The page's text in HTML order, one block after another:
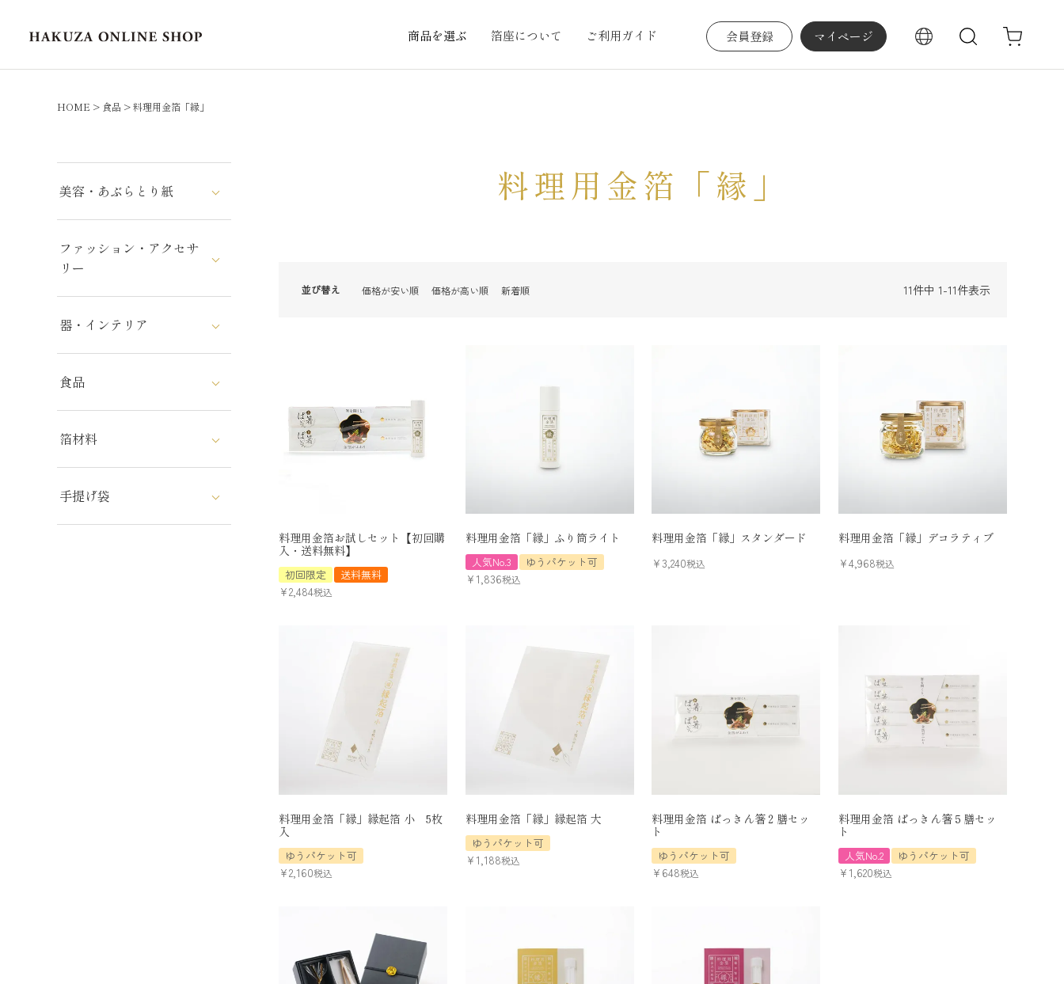
商品を選ぶ 箔座について ご利用ガイド 会員登録 マイページ 検索
HOME 食品 料理用金箔「縁」
美容・あぶらとり紙
ファッション・アクセサ
リー
器・インテリア
食品
箔材料
手提げ袋
料理用金箔「縁」
並び替え 価格が安い順 価格が高い順 新着順 11件中 1-11件表示
料理用金箔お試しセット【初回購
入・送料無料】
初回限定 送料無料
¥2,484税込
料理用金箔「縁」ふり筒ライト
人気No.3 ゆうパケット可
¥ 1,836税込
料理用金箔「縁」スタンダード
¥ 3,240税込
料理用金箔「縁」デコラティブ
¥4,968税込
料理用金箔「縁」縁起箔 小 5枚
入
ゆうパケット可
¥2,160税込
料理用金箔「縁」縁起箔 大
ゆうパケット可
¥ 1,188税込
料理用金箔 ぱっきん箸２膳セッ
ト
ゆうパケット可
¥ 648税込
料理用金箔 ぱっきん箸５膳セッ
ト
人気No.2 ゆうパケット可
¥ 1,620税込